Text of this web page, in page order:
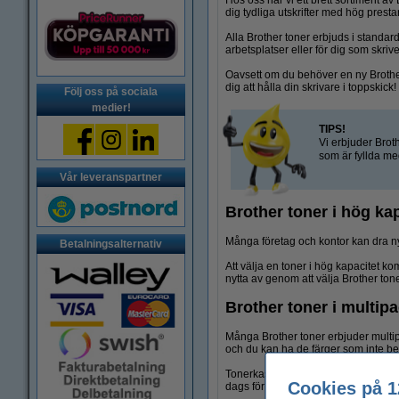
Följ oss på sociala
medier!
Vår leveranspartner
Betalningsalternativ
dig tydliga utskrifter med hög
Alla Brother toner erbjuds i
arbetsplatser eller för dig som
Oavsett om du behöver en ny
dig att hålla din skrivare i toppskick!
TIPS!
Vi erbjuder
som är fyllda
Brother toner i hög
Många företag och kontor kan dra
Att välja en toner i hög kapacitet
nytta av genom att välja Brother
Brother toner i
Många Brother toner erbjuder
och du kan ha de färger som inte
Tonerkassetter bör förvaras svalt
dags för byte kan du skaka
Cookies på